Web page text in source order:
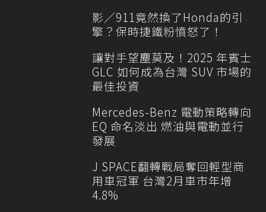
影／911竟然換了Honda的引
擎？保時捷鐵粉憤怒了！
讓對手望塵莫及！2025 年賓士
GLC 如何成為台灣 SUV 市場的
最佳投資
Mercedes-Benz 電動策略轉向
EQ 命名淡出 燃油與電動並行
發展
J SPACE翻轉戰局奪回輕型商
用車冠軍 台灣2月車市年增
4.8%